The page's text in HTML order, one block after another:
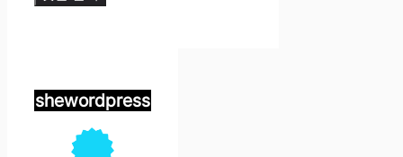
shewordpress